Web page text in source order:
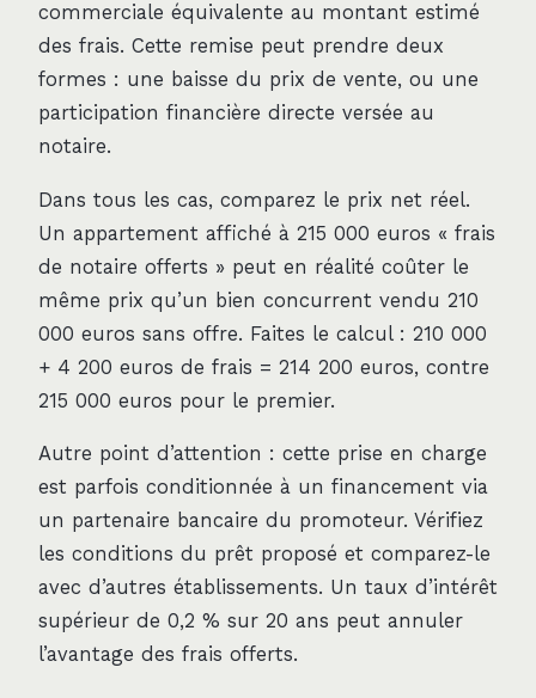
commerciale équivalente au montant estimé
des frais. Cette remise peut prendre deux
formes : une baisse du prix de vente, ou une
participation financière directe versée au
notaire.
Dans tous les cas, comparez le prix net réel.
Un appartement affiché à 215 000 euros « frais
de notaire offerts » peut en réalité coûter le
même prix qu’un bien concurrent vendu 210
000 euros sans offre. Faites le calcul : 210 000
+ 4 200 euros de frais = 214 200 euros, contre
215 000 euros pour le premier.
Autre point d’attention : cette prise en charge
est parfois conditionnée à un financement via
un partenaire bancaire du promoteur. Vérifiez
les conditions du prêt proposé et comparez-le
avec d’autres établissements. Un taux d’intérêt
supérieur de 0,2 % sur 20 ans peut annuler
l’avantage des frais offerts.